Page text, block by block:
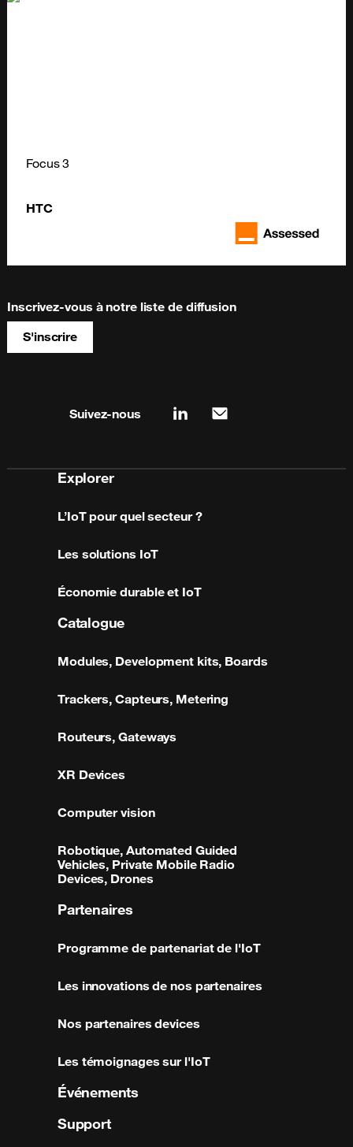
Focus 3
HTC
Inscrivez-vous à notre liste de diffusion
S'inscrire
Suivez-nous linkedinmail
Explorer
L’IoT pour quel secteur ?
Les solutions IoT
Économie durable et IoT
Catalogue
Modules, Development kits, Boards
Trackers, Capteurs, Metering
Routeurs, Gateways
XR Devices
Computer vision
Robotique, Automated Guided
Vehicles, Private Mobile Radio
Devices, Drones
Partenaires
Programme de partenariat de l'IoT
Les innovations de nos partenaires
Nos partenaires devices
Les témoignages sur l'IoT
Événements
Support